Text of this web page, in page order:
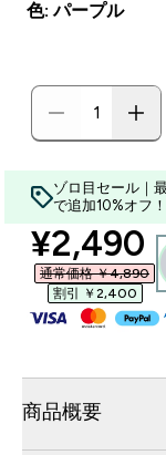
色: パープル
ゾロ目セール｜
で追加10%オフ！
¥2,490‎
通常価格 ￥4,890‎
割引 ￥2,400‎
商品概要